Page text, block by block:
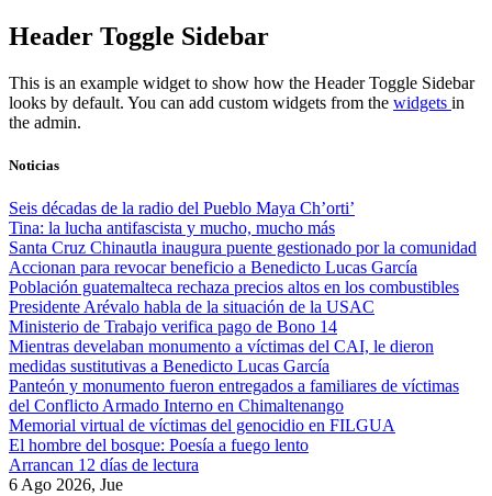
Skip
to
Header Toggle Sidebar
This is an example widget to show how the Header Toggle Sidebar
looks by default. You can add custom widgets from the widgets in
the admin.
Noticias
Seis décadas de la radio del Pueblo Maya Ch’orti’
Tina: la lucha antifascista y mucho, mucho más
Santa Cruz Chinautla inaugura puente gestionado por la comunidad
Accionan para revocar beneficio a Benedicto Lucas García
Población guatemalteca rechaza precios altos en los combustibles
Presidente Arévalo habla de la situación de la USAC
Ministerio de Trabajo verifica pago de Bono 14
Mientras develaban monumento a víctimas del CAI, le dieron
medidas sustitutivas a Benedicto Lucas García
Panteón y monumento fueron entregados a familiares de víctimas
del Conflicto Armado Interno en Chimaltenango
Memorial virtual de víctimas del genocidio en FILGUA
El hombre del bosque: Poesía a fuego lento
Arrancan 12 días de lectura
6 Ago 2026, Jue